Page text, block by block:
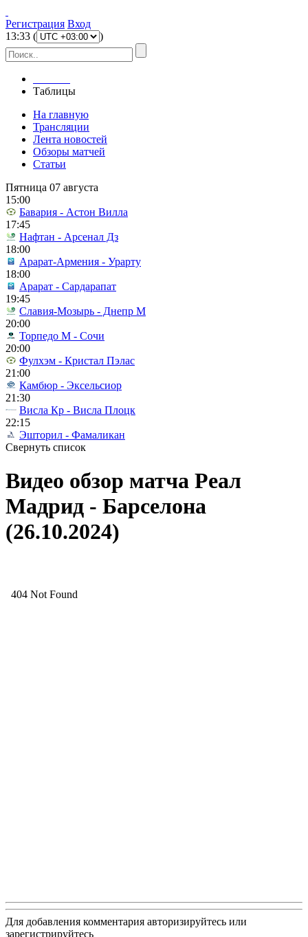
Регистрация Вход
13:33 ( )
Таблицы
На главную
Трансляции
Лента новостей
Обзоры матчей
Статьи
Пятница 07 августа
15:00
Бавария - Астон Вилла
17:45
Нафтан - Арсенал Дз
18:00
Арарат-Армения - Урарту
18:00
Арарат - Сардарапат
19:45
Славия-Мозырь - Днепр М
20:00
Торпедо М - Сочи
20:00
Фулхэм - Кристал Пэлас
21:00
Камбюр - Эксельсиор
21:30
Висла Кр - Висла Плоцк
22:15
Эшторил - Фамаликан
Свернуть список
Видео обзор матча Реал
Мадрид - Барселона
(26.10.2024)
Для добавления комментария авторизируйтесь или
зарегистрируйтесь